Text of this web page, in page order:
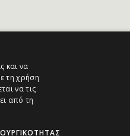
και να
τη χρήση
να τις
από τη